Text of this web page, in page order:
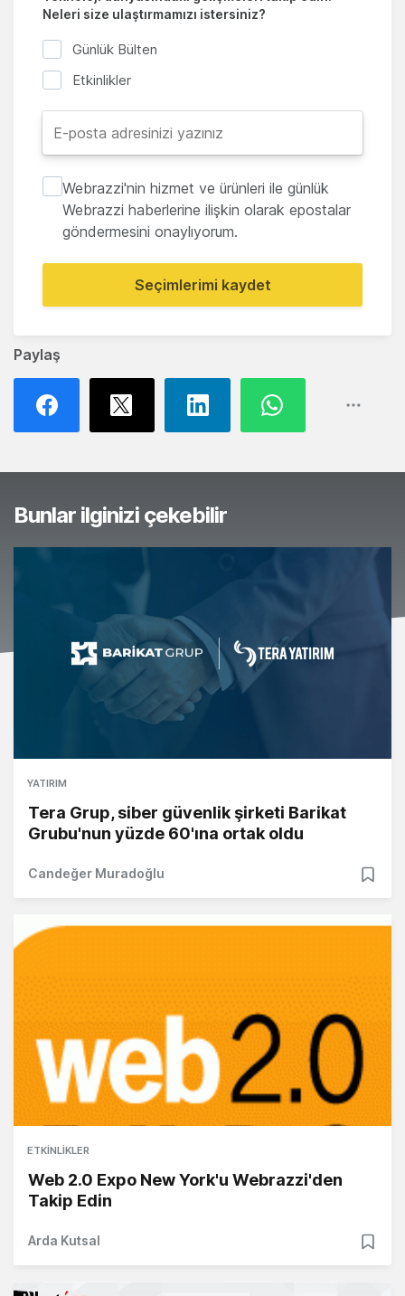
Paylaş
Neleri size ulaştırmamızı istersiniz?
Günlük Bülten
Etkinlikler
Webrazzi'nin hizmet ve ürünleri ile günlük
Webrazzi haberlerine ilişkin olarak epostalar
göndermesini onaylıyorum.
Seçimlerimi kaydet
Bunlar ilginizi çekebilir
YATIRIM
Tera Grup, siber güvenlik şirketi Barikat
Grubu'nun yüzde 60'ına ortak oldu
Candeğer Muradoğlu
ETKINLIKLER
Web 2.0 Expo New York'u Webrazzi'den
Takip Edin
Arda Kutsal